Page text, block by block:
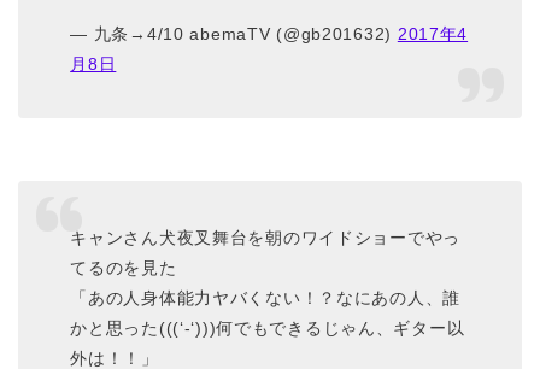
— 九条→4/10 abemaTV (@gb201632) 2017年4
月8日
キャンさん犬夜叉舞台を朝のワイドショーでやっ
てるのを見た
「あの人身体能力ヤバくない！？なにあの人、誰
かと思った(((‘-‘)))何でもできるじゃん、ギター以
外は！！」